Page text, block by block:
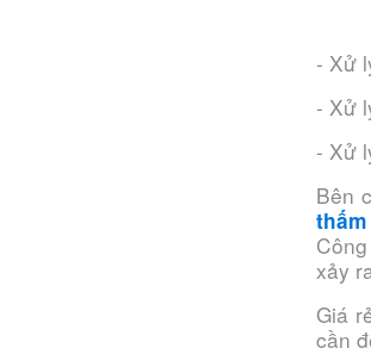
- Xử
- Xử
- Xử
Bên
xảy
Giá
cần